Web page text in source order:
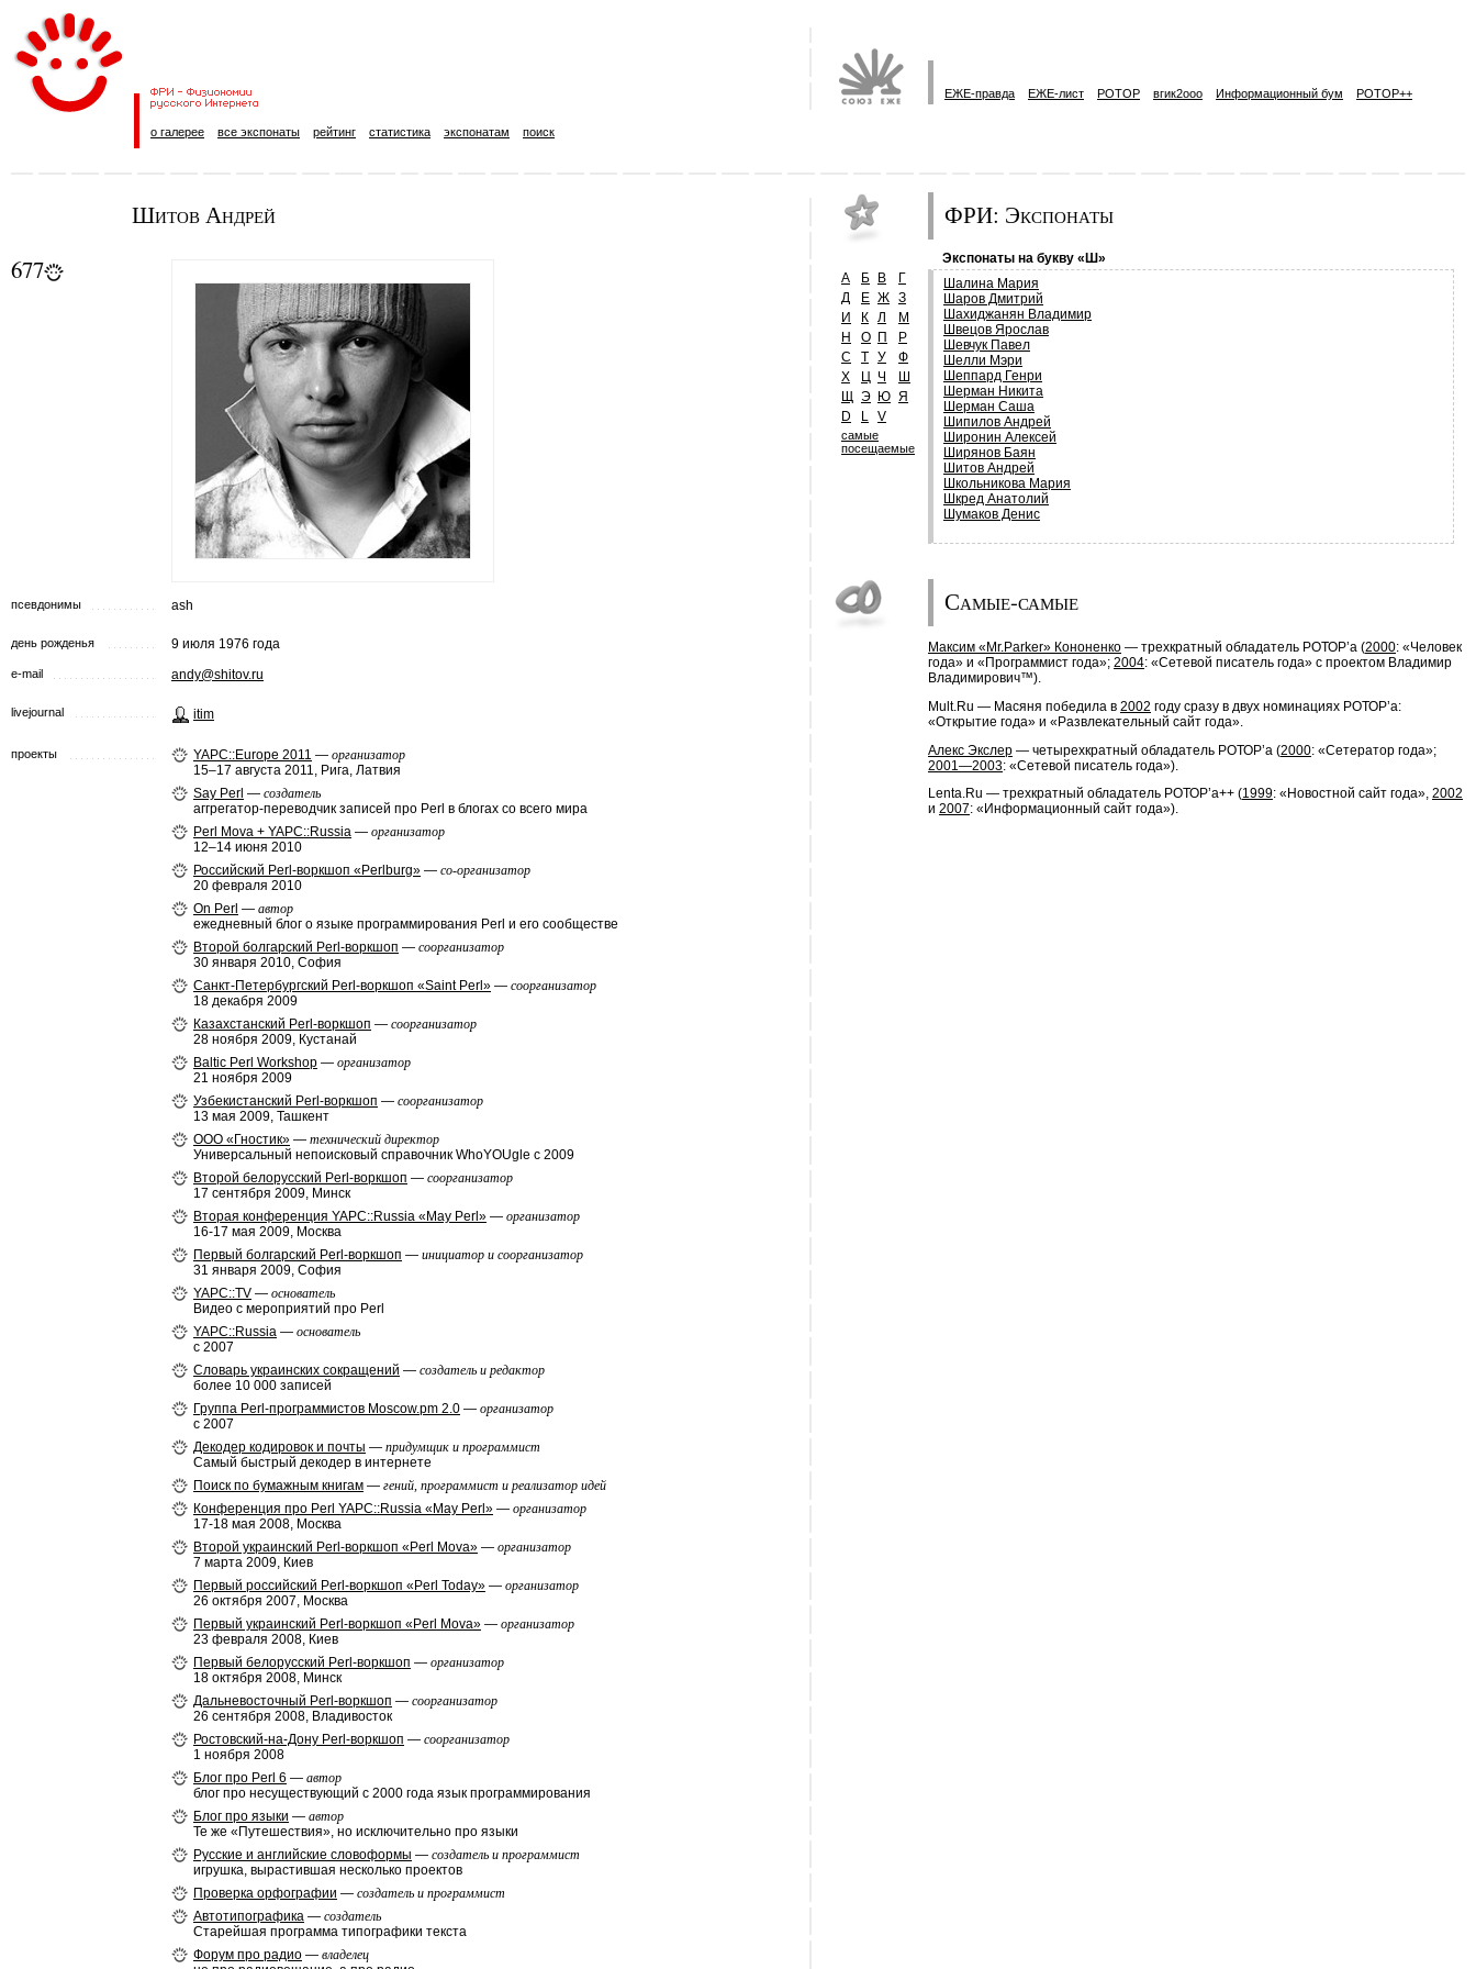
о галерее все экспонаты рейтинг статистика экспонатам поиск
ЕЖЕ-правда ЕЖЕ-лист РОТОР вгик2ooo Информационный бум РОТОР++
Шитов Андрей
677
псевдонимы ash
день рожденья 9 июля 1976 года
e-mail andy@shitov.ru
livejournal itim
проекты YAPC::Europe 2011 — организатор
15–17 августа 2011, Рига, Латвия
Say Perl — создатель
аггрегатор-переводчик записей про Perl в блогах со всего мира
Perl Mova + YAPC::Russia — организатор
12–14 июня 2010
Российский Perl-воркшоп «Perlburg» — со-организатор
20 февраля 2010
On Perl — автор
ежедневный блог о языке программирования Perl и его сообществе
Второй болгарский Perl-воркшоп — соорганизатор
30 января 2010, София
Санкт-Петербургский Perl-воркшоп «Saint Perl» — соорганизатор
18 декабря 2009
Казахстанский Perl-воркшоп — соорганизатор
28 ноября 2009, Кустанай
Baltic Perl Workshop — организатор
21 ноября 2009
Узбекистанский Perl-воркшоп — соорганизатор
13 мая 2009, Ташкент
ООО «Гностик» — технический директор
Универсальный непоисковый справочник WhoYOUgle с 2009
Второй белорусский Perl-воркшоп — соорганизатор
17 сентября 2009, Минск
Вторая конференция YAPC::Russia «May Perl» — организатор
16-17 мая 2009, Москва
Первый болгарский Perl-воркшоп — инициатор и соорганизатор
31 января 2009, София
YAPC::TV — основатель
Видео с мероприятий про Perl
YAPC::Russia — основатель
c 2007
Словарь украинских сокращений — создатель и редактор
более 10 000 записей
Группа Perl-программистов Moscow.pm 2.0 — организатор
с 2007
Декодер кодировок и почты — придумщик и программист
Самый быстрый декодер в интернете
Поиск по бумажным книгам — гений, программист и реализатор идей
Конференция про Perl YAPC::Russia «May Perl» — организатор
17-18 мая 2008, Москва
Второй украинский Perl-воркшоп «Perl Mova» — организатор
7 марта 2009, Киев
Первый российский Perl-воркшоп «Perl Today» — организатор
26 октября 2007, Москва
Первый украинский Perl-воркшоп «Perl Mova» — организатор
23 февраля 2008, Киев
Первый белорусский Perl-воркшоп — организатор
18 октября 2008, Минск
Дальневосточный Perl-воркшоп — соорганизатор
26 сентября 2008, Владивосток
Ростовский-на-Дону Perl-воркшоп — соорганизатор
1 ноября 2008
Блог про Perl 6 — автор
блог про несуществующий с 2000 года язык программирования
Блог про языки — автор
Те же «Путешествия», но исключительно про языки
Русские и английские словоформы — создатель и программист
игрушка, вырастившая несколько проектов
Проверка орфографии — создатель и программист
Автотипографика — создатель
Старейшая программа типографики текста
Форум про радио — владелец
ФРИ: Экспонаты
А Б В
Г
Д
Е Ж З
И
К Л
М
Н
О П
Р
С
Т У
Ф
Х
Ц Ч
Ш
Щ Э Ю Я
D
L V
самые
посещаемые
Экспонаты на букву «Ш»
Шалина Мария
Шаров Дмитрий
Шахиджанян Владимир
Швецов Ярослав
Шевчук Павел
Шелли Мэри
Шеппард Генри
Шерман Никита
Шерман Саша
Шипилов Андрей
Широнин Алексей
Ширянов Баян
Шитов Андрей
Школьникова Мария
Шкред Анатолий
Шумаков Денис
Самые-самые
Максим «Mr.Parker» Кононенко — трехкратный обладатель РОТОР’a (2000: «Человек
года» и «Программист года»; 2004: «Сетевой писатель года» с проектом Владимир
Владимирович™).
Mult.Ru — Масяня победила в 2002 году сразу в двух номинациях РОТОР’a:
«Открытие года» и «Развлекательный сайт года».
Алекс Экслер — четырехкратный обладатель РОТОР’a (2000: «Сетератор года»;
2001—2003: «Сетевой писатель года»).
Lenta.Ru — трехкратный обладатель РОТОР’a++ (1999: «Новостной сайт года», 2002
и 2007: «Информационный сайт года»).